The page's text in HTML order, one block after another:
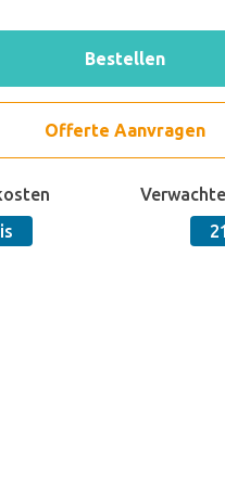
Bestellen
Offerte Aanvragen